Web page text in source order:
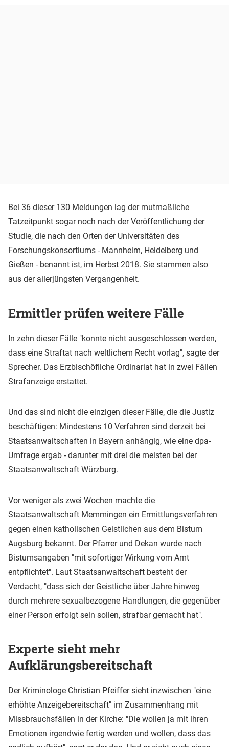
Bei 36 dieser 130 Meldungen lag der mutmaßliche
Tatzeitpunkt sogar noch nach der Veröffentlichung der
Studie, die nach den Orten der Universitäten des
Forschungskonsortiums - Mannheim, Heidelberg und
Gießen - benannt ist, im Herbst 2018. Sie stammen also
aus der allerjüngsten Vergangenheit.
Ermittler prüfen weitere Fälle
In zehn dieser Fälle "konnte nicht ausgeschlossen werden,
dass eine Straftat nach weltlichem Recht vorlag", sagte der
Sprecher. Das Erzbischöfliche Ordinariat hat in zwei Fällen
Strafanzeige erstattet.
Und das sind nicht die einzigen dieser Fälle, die die Justiz
beschäftigen: Mindestens 10 Verfahren sind derzeit bei
Staatsanwaltschaften in Bayern anhängig, wie eine dpa-
Umfrage ergab - darunter mit drei die meisten bei der
Staatsanwaltschaft Würzburg.
Vor weniger als zwei Wochen machte die
Staatsanwaltschaft Memmingen ein Ermittlungsverfahren
gegen einen katholischen Geistlichen aus dem Bistum
Augsburg bekannt. Der Pfarrer und Dekan wurde nach
Bistumsangaben "mit sofortiger Wirkung vom Amt
entpflichtet". Laut Staatsanwaltschaft besteht der
Verdacht, "dass sich der Geistliche über Jahre hinweg
durch mehrere sexualbezogene Handlungen, die gegenüber
einer Person erfolgt sein sollen, strafbar gemacht hat".
Experte sieht mehr
Aufklärungsbereitschaft
Der Kriminologe Christian Pfeiffer sieht inzwischen "eine
erhöhte Anzeigebereitschaft" im Zusammenhang mit
Missbrauchsfällen in der Kirche: "Die wollen ja mit ihren
Emotionen irgendwie fertig werden und wollen, dass das